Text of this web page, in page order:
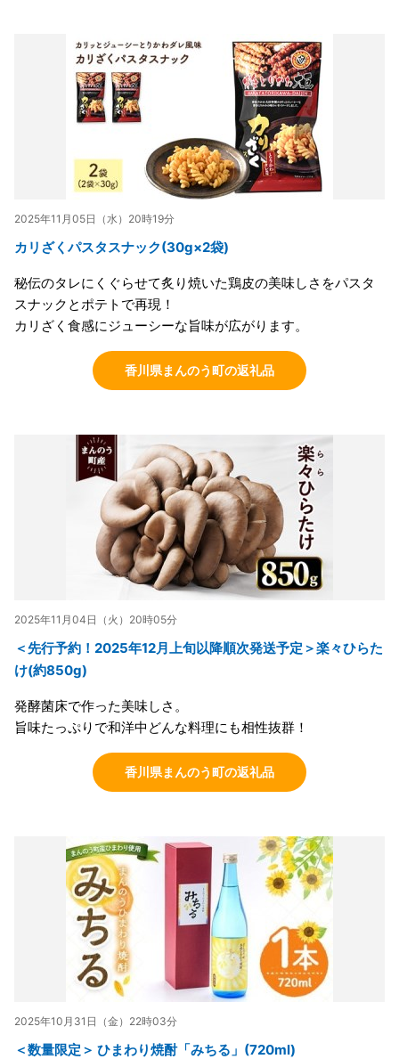
2025年11月05日（水）20時19分
カリざくパスタスナック(30g×2袋)
秘伝のタレにくぐらせて炙り焼いた鶏皮の美味しさをパスタ
スナックとポテトで再現！
カリざく食感にジューシーな旨味が広がります。
香川県まんのう町の返礼品
2025年11月04日（火）20時05分
＜先行予約！2025年12月上旬以降順次発送予定＞楽々ひらた
け(約850g)
発酵菌床で作った美味しさ。
旨味たっぷりで和洋中どんな料理にも相性抜群！
香川県まんのう町の返礼品
2025年10月31日（金）22時03分
＜数量限定＞ ひまわり焼酎「みちる」(720ml)